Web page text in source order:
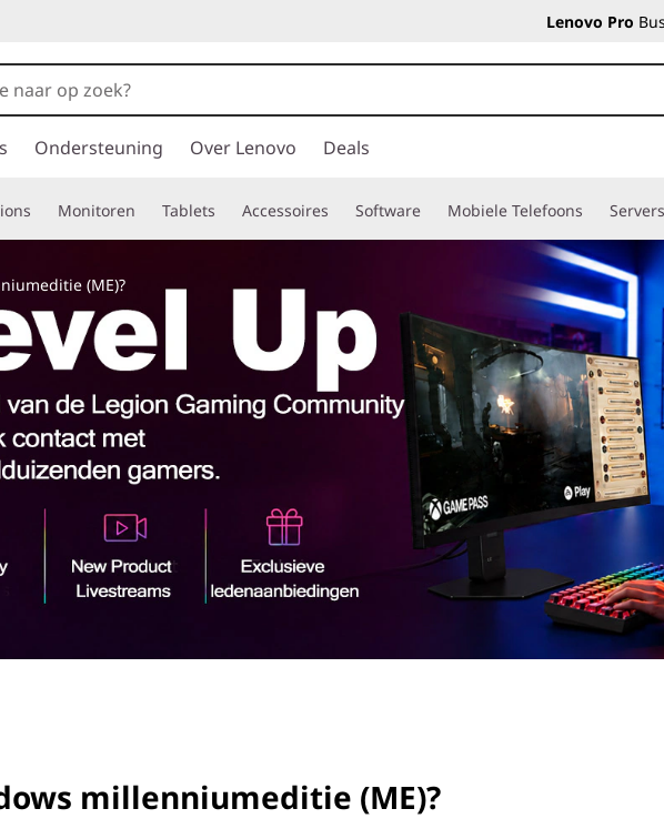
Lenovo Pro
Ondersteuning Over Lenovo Deals
Monitoren Tablets Accessoires Software Mobiele Telefoons
(ME)?
millenniumeditie (ME)?